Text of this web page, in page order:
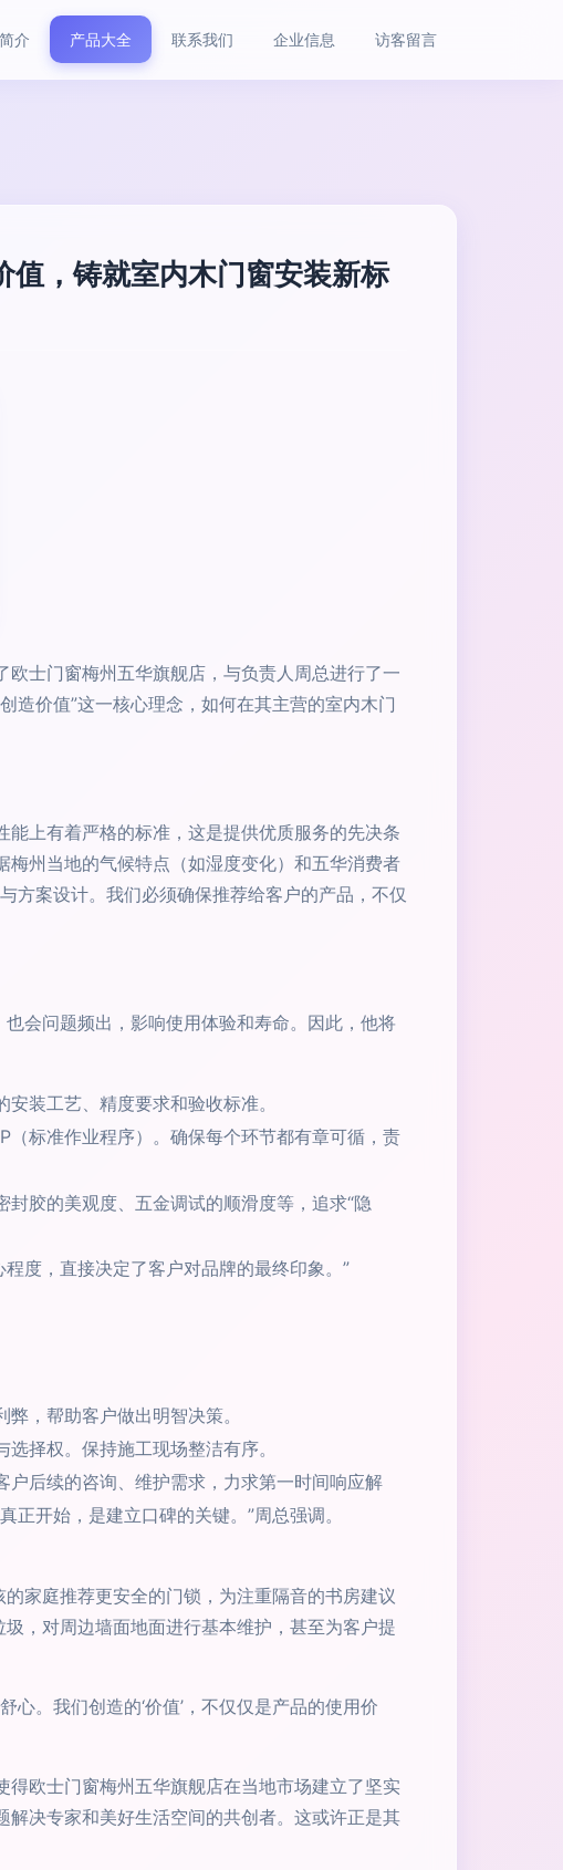
介 产品大全 联系我们 企业信息 访客留言
值，铸就室内木门窗安装新标
士门窗梅州五华旗舰店，与负责人周总进行了一
造价值”这一核心理念，如何在其主营的室内木门
上有着严格的标准，这是提供优质服务的先决条
州当地的气候特点（如湿度变化）和五华消费者
方案设计。我们必须确保推荐给客户的产品，不仅
会问题频出，影响使用体验和寿命。因此，他将
装工艺、精度要求和验收标准。
（标准作业程序）。确保每个环节都有章可循，责
胶的美观度、五金调试的顺滑度等，追求“隐
度，直接决定了客户对品牌的最终印象。”
，帮助客户做出明智决策。
择权。保持施工现场整洁有序。
后续的咨询、维护需求，力求第一时间响应解
开始，是建立口碑的关键。”周总强调。
家庭推荐更安全的门锁，为注重隔音的书房建议
，对周边墙面地面进行基本维护，甚至为客户提
。我们创造的‘价值’，不仅仅是产品的使用价
欧士门窗梅州五华旗舰店在当地市场建立了坚实
决专家和美好生活空间的共创者。这或许正是其